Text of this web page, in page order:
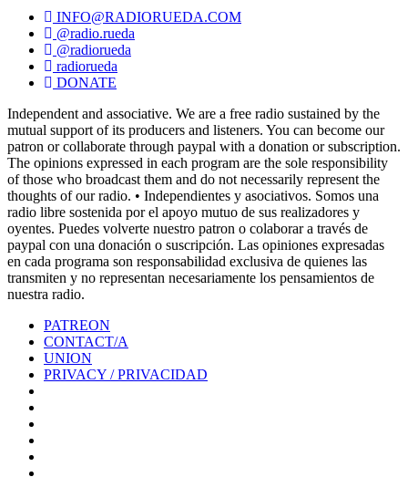
INFO@RADIORUEDA.COM
@radio.rueda
@radiorueda
radiorueda
DONATE
Independent and associative. We are a free radio sustained by the
mutual support of its producers and listeners. You can become our
patron or collaborate through paypal with a donation or subscription.
The opinions expressed in each program are the sole responsibility
of those who broadcast them and do not necessarily represent the
thoughts of our radio. • Independientes y asociativos. Somos una
radio libre sostenida por el apoyo mutuo de sus realizadores y
oyentes. Puedes volverte nuestro patron o colaborar a través de
paypal con una donación o suscripción. Las opiniones expresadas
en cada programa son responsabilidad exclusiva de quienes las
transmiten y no representan necesariamente los pensamientos de
nuestra radio.
PATREON
CONTACT/A
UNION
PRIVACY / PRIVACIDAD